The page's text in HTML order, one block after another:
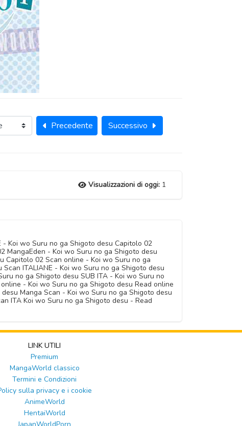
Precedente Successivo
Visualizzazioni di oggi:1
Koi wo Suru no ga Shigoto desu Capitolo 02
MangaEden - Koi wo Suru no ga Shigoto desu
Capitolo 02 Scan online - Koi wo Suru no ga
ITALIANE - Koi wo Suru no ga Shigoto desu
no ga Shigoto desu SUB ITA - Koi wo Suru no
- Koi wo Suru no ga Shigoto desu Read online
Manga Scan - Koi wo Suru no ga Shigoto desu
ITA Koi wo Suru no ga Shigoto desu - Read
LINK UTILI
Premium
MangaWorld classico
Termini e Condizioni
sulla privacy e i cookie
AnimeWorld
HentaiWorld